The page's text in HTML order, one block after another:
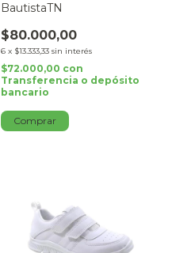
BautistaTN
$80.000,00
6 x $13.333,33 sin interés
$72.000,00 con
Transferencia o depósito
bancario
Comprar